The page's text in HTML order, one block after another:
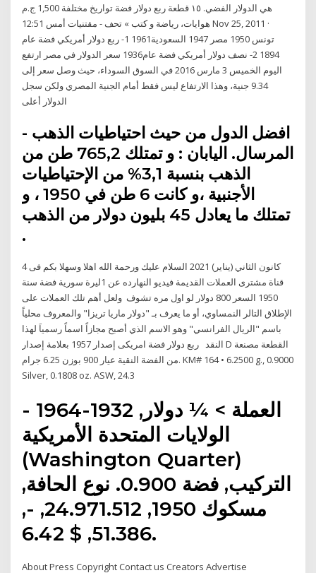
هي الدولار الفضي. ١٥ قطعة ربع دولار فضة تواريخ مختلفة 1,500 ج.م
هوايات، رياضة و كتب » تحف - مقتنيات أمس 12:51 Nov 25, 2011 ·
تونس 1950 مصر 1947 السعودية1961 1- ربع دولار أمريكي فضة عام
1894 2- نصف دولار أمريكي فضة عام1936 سعر الدولار في مصر ارتفع
اليوم الخميس 3 مارس 2016 في السوق السوداء، حيث وصل سعر إلى
9.34 جنية، وهذا الارتفاع ليس فقط أمام الجنية المصري ولكن سجل
الدولار أعلى
افضل الدول من حيث احتياطيات الذهب -
المرسال. اليابان : و تمتلك 765,2 طن من
الذهب بنسبة 3,1% من الإحتياطيات
الأجنبية ،و كانت 6 طن في 1950 ، و
تمتلك ما يعادل 45 بليون دولار من الذهب
.
4 كانون الثاني (يناير) 2021 السلام عليك ورحمة الله اهلا وسهلا بكم فى
قناة مشترى العملات القديمة فيديو النهارده عن 1ليرة سورية فضة سنة
1950 السعر 800 دولار لو اول مره تشوف ولعل أهم تلك العملات على
الإطلاق التالر النمساوي، أو ما يعرف بـ "دولار ماريا تريزا" والمعروف محلياً
باسم "الريال الفرانسي" وهو الاسم الذي أصبح مجازاً اسماً رسمياَ لهذا
النقد ربع دولار فضة امريكى إصدار 1957 بعلامة إصدار D القطعة مصنعة
من الفضة النقية عيار 900 بوزن 6.25 جرام. KM# 164 • 6.2500 g., 0.9000
Silver, 0.1808 oz. ASW, 24.3
العملة > ¼ دولار, 1932-1964 -
الولايات المتحدة الأمريكية
(Washington Quarter)
التركيب, فضة 0.900. نوع الحافة,
مسكوك 1950, 24.971.512, -,
51.386, $ 6.42.
About Press Copyright Contact us Creators Advertise